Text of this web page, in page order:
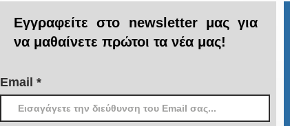
Εγγραφείτε στο newsletter μας για
να μαθαίνετε πρώτοι τα νέα μας!
Email